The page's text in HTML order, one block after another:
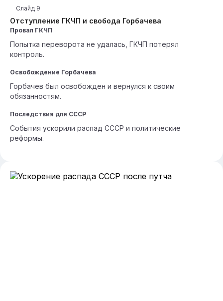
Отступление ГКЧП и свобода Горбачева
Слайд 9
Провал ГКЧП
Попытка переворота не удалась, ГКЧП потерял
контроль.
Освобождение Горбачева
Горбачев был освобожден и вернулся к своим
обязанностям.
Последствия для СССР
События ускорили распад СССР и политические
реформы.